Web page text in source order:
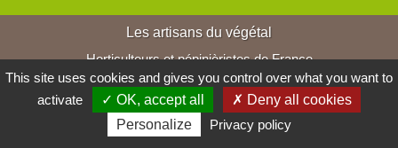
Les artisans du végétal
Horticulteurs et pépinièristes de France
This site uses cookies and gives you control over what you want to
activate
✓ OK, accept all
✗ Deny all cookies
Personalize
Privacy policy